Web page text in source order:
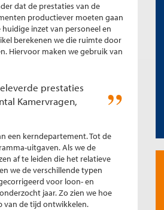
dat de prestaties van de
productiever moeten gaan
inzet van personeel en
berekenen we die ruimte door
Hiervoor maken we gebruik van
prestaties
Kamervragen,
een kerndepartement. Tot de
uitgaven. Als we de
af te leiden die het relatieve
we de verschillende typen
voor loon- en
jaar. Zo zien we hoe
van de tijd ontwikkelen.